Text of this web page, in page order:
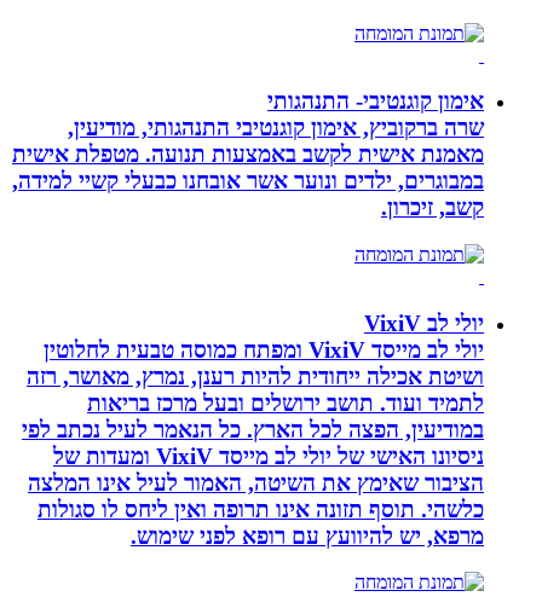
אימון קוגנטיבי- התנהגותי
שרה ברקוביץ, אימון קוגנטיבי התנהגותי, מודיעין,
מאמנת אישית לקשב באמצעות תנועה. מטפלת אישית
במבוגרים, ילדים ונוער אשר אובחנו כבעלי קשיי למידה,
קשב, זיכרון.
יולי לב VixiV
יולי לב מייסד VixiV ומפתח כמוסה טבעית לחלוטין
ושיטת אכילה ייחודית להיות רענן, נמרץ, מאושר, רזה
לתמיד ועוד. תושב ירושלים ובעל מרכז בריאות
במודיעין, הפצה לכל הארץ. כל הנאמר לעיל נכתב לפי
ניסיונו האישי של יולי לב מייסד VixiV ומעדות של
הציבור שאימץ את השיטה, האמור לעיל אינו המלצה
כלשהי. תוסף תזונה אינו תרופה ואין ליחס לו סגולות
מרפא, יש להיוועץ עם רופא לפני שימוש.